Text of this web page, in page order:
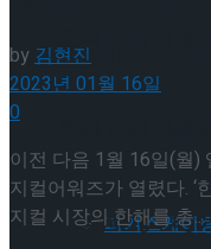
피겨스케이
최진아, 2026
Trending Tags
by김현진
2023년 01월 16일
0
이전 다음 1월 16일(월)
지컬어워즈가 열렸다. ‘
지컬 시장의 한해를 총...